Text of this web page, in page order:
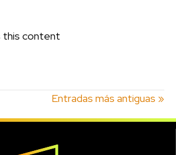
Got
A
Reason
this content
Entradas más antiguas »